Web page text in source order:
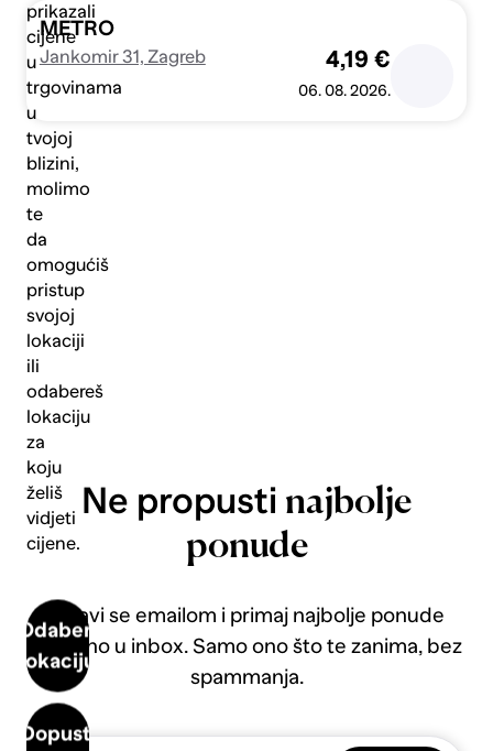
prikazali
cijene
u
trgovinama
u
tvojoj
blizini,
molimo
te
da
omogućiš
pristup
svojoj
lokaciji
ili
odabereš
lokaciju
za
koju
želiš
vidjeti
cijene.
Odaberi
lokaciju
Dopusti
Pošalji
METRO
Jankomir 31, Zagreb 4,19 €
06. 08. 2026.
Ne propusti najbolje
ponude
Prijavi se emailom i primaj najbolje ponude
direktno u inbox. Samo ono što te zanima, bez
spammanja.